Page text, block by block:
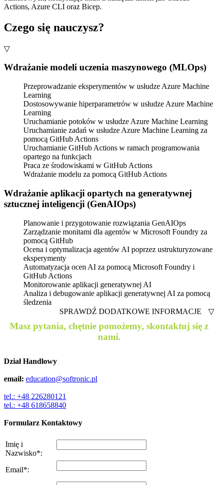
Actions, Azure CLI oraz Bicep.
Czego się nauczysz?
▽
Wdrażanie modeli uczenia maszynowego (MLOps)
Przeprowadzanie eksperymentów w usłudze Azure Machine
Learning
Dostosowywanie hiperparametrów w usłudze Azure Machine
Learning
Uruchamianie potoków w usłudze Azure Machine Learning
Uruchamianie zadań w usłudze Azure Machine Learning za
pomocą GitHub Actions
Uruchamianie GitHub Actions w ramach programowania
opartego na funkcjach
Praca ze środowiskami w GitHub Actions
Wdrażanie modelu za pomocą GitHub Actions
Wdrażanie aplikacji opartych na generatywnej
sztucznej inteligencji (GenAIOps)
Planowanie i przygotowanie rozwiązania GenAIOps
Zarządzanie monitami dla agentów w Microsoft Foundry za
pomocą GitHub
Ocena i optymalizacja agentów AI poprzez ustrukturyzowane
eksperymenty
Automatyzacja ocen AI za pomocą Microsoft Foundry i
GitHub Actions
Monitorowanie aplikacji generatywnej AI
Analiza i debugowanie aplikacji generatywnej AI za pomocą
śledzenia
SPRAWDŹ DODATKOWE INFORMACJE
▽
Masz pytania, chętnie pomożemy, skontaktuj się z
nami.
Dział Handlowy
email: education@softronic.pl
tel.: +48 226280121
tel.: +48 618658840
Formularz Kontaktowy
Imię i
Nazwisko*:
Email*: